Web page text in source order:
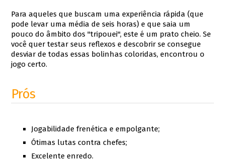
Para aqueles que buscam uma experiência rápida (que
pode levar uma média de seis horas) e que saia um
pouco do âmbito dos "tripouei", este é um prato cheio. Se
você quer testar seus reflexos e descobrir se consegue
desviar de todas essas bolinhas coloridas, encontrou o
jogo certo.
Prós
Jogabilidade frenética e empolgante;
Ótimas lutas contra chefes;
Excelente enredo.